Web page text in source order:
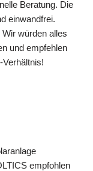
Beratung. Die
einwandfrei.
würden alles
und empfehlen
empfohlen